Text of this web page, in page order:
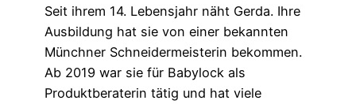
Seit ihrem 14. Lebensjahr näht Gerda. Ihre
Ausbildung hat sie von einer bekannten
Münchner Schneidermeisterin bekommen.
Ab 2019 war sie für Babylock als
Produktberaterin tätig und hat viele